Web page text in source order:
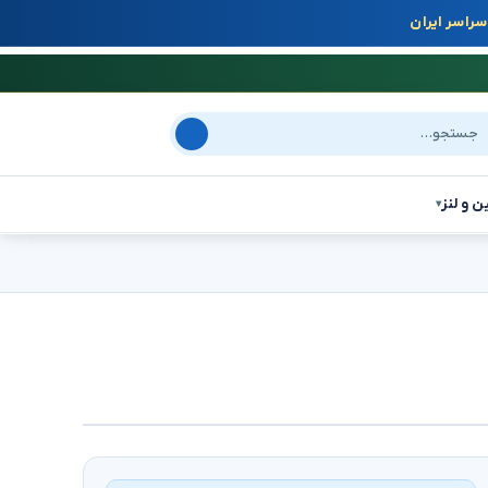
ایران
در سایت
و لنز▾